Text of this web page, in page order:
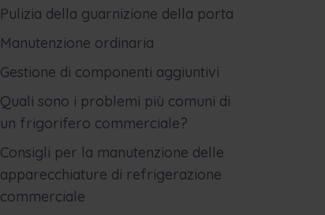
Pulizia della guarnizione della porta
Manutenzione ordinaria
Gestione di componenti aggiuntivi
Quali sono i problemi più comuni di
un frigorifero commerciale?
Consigli per la manutenzione delle
apparecchiature di refrigerazione
commerciale